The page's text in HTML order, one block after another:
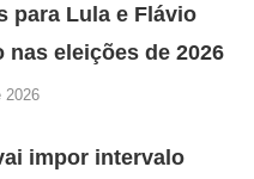
para Lula e Flávio
nas eleições de 2026
2026
impor intervalo